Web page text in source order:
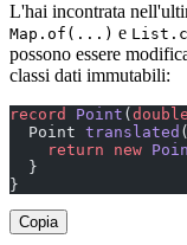
L'hai incontrata
Map.of(...) e
possono essere
classi dati immutabili:
record Point ( double
  Point
translated (
    return
new
  }
}
Copia